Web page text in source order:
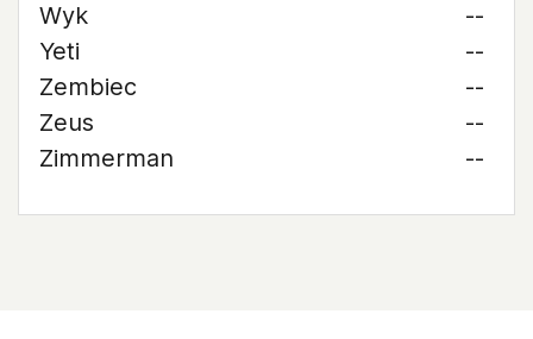
Wyk
--
Yeti
--
Zembiec
--
Zeus
--
Zimmerman
--